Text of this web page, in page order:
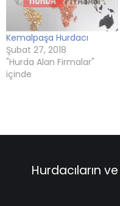
Kemalpaşa Hurdacı
Şubat 27, 2018
"Hurda Alan Firmalar"
içinde
Hurdacıların